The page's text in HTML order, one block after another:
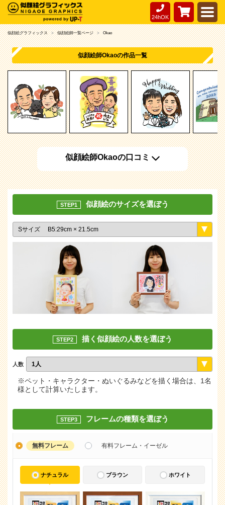
24hOK
似顔絵グラフィックス 似顔絵師一覧ページ Okao
似顔絵師Okaoの作品一覧
似顔絵師Okaoの口コミ
STEP1 似顔絵のサイズを選ぼう
STEP2 描く似顔絵の人数を選ぼう
人数
※ペット・キャラクター・ぬいぐるみなどを描く場合は、1名
様として計算いたします。
STEP3 フレームの種類を選ぼう
無料フレーム 有料フレーム・イーゼル
ナチュラル ブラウン ホワイト